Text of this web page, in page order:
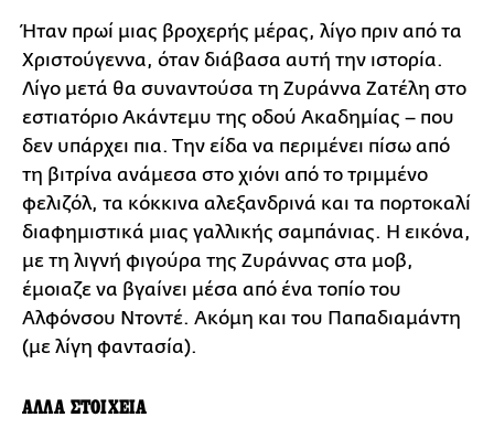
Ήταν πρωί μιας βροχερής μέρας, λίγο πριν από τα
Χριστούγεννα, όταν διάβασα αυτή την ιστορία.
Λίγο μετά θα συναντούσα τη Ζυράννα Ζατέλη στο
εστιατόριο Ακάντεμυ της οδού Ακαδημίας – που
δεν υπάρχει πια. Την είδα να περιμένει πίσω από
τη βιτρίνα ανάμεσα στο χιόνι από το τριμμένο
φελιζόλ, τα κόκκινα αλεξανδρινά και τα πορτοκαλί
διαφημιστικά μιας γαλλικής σαμπάνιας. Η εικόνα,
με τη λιγνή φιγούρα της Ζυράννας στα μοβ,
έμοιαζε να βγαίνει μέσα από ένα τοπίο του
Αλφόνσου Ντοντέ. Ακόμη και του Παπαδιαμάντη
(με λίγη φαντασία).
ΑΛΛΑ ΣΤΟΙΧΕΙΑ